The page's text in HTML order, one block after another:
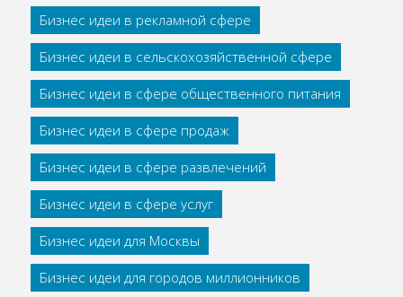
Бизнес идеи в рекламной сфере
Бизнес идеи в сельскохозяйственной сфере
Бизнес идеи в сфере общественного питания
Бизнес идеи в сфере продаж
Бизнес идеи в сфере развлечений
Бизнес идеи в сфере услуг
Бизнес идеи для Москвы
Бизнес идеи для городов миллионников